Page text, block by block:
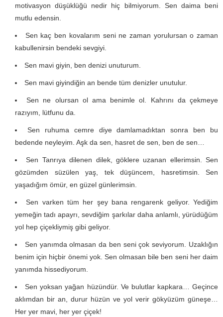
motivasyon düşüklüğü nedir hiç bilmiyorum. Sen daima beni
mutlu edensin.
Sen kaç ben kovalarım seni ne zaman yorulursan o zaman
kabullenirsin bendeki sevgiyi.
Sen mavi giyin, ben denizi unuturum.
Sen mavi giyindiğin an bende tüm denizler unutulur.
Sen ne olursan ol ama benimle ol. Kahrını da çekmeye
razıyım, lütfunu da.
Sen ruhuma cemre diye damlamadıktan sonra ben bu
bedende neyleyim. Aşk da sen, hasret de sen, ben de sen…
Sen Tanrıya dilenen dilek, göklere uzanan ellerimsin. Sen
gözümden süzülen yaş, tek düşüncem, hasretimsin. Sen
yaşadığım ömür, en güzel günlerimsin.
Sen varken tüm her şey bana rengarenk geliyor. Yediğim
yemeğin tadı apayrı, sevdiğim şarkılar daha anlamlı, yürüdüğüm
yol hep çiçekliymiş gibi geliyor.
Sen yanımda olmasan da ben seni çok seviyorum. Uzaklığın
benim için hiçbir önemi yok. Sen olmasan bile ben seni her daim
yanımda hissediyorum.
Sen yoksan yağan hüzündür. Ve bulutlar kapkara… Geçince
aklımdan bir an, durur hüzün ve yol verir gökyüzüm güneşe…
Her yer mavi, her yer çiçek!